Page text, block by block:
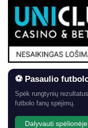
⚽ Pasaulio
Spėk rungtynių
futbolo fanų spėjimų.
Dalyvauti